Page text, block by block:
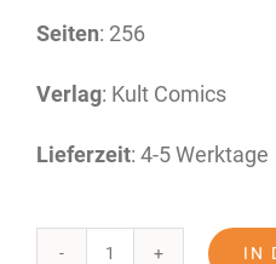
Seiten: 256
Verlag: Kult Comics
Lieferzeit: 4-5 Werktage
IN